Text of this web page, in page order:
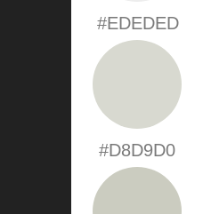
#EDEDED
#D8D9D0